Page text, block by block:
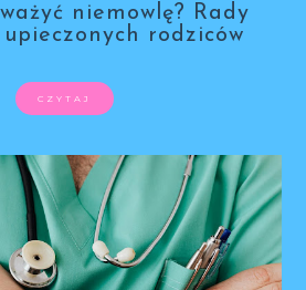
niemowlę? Rady
rodziców
CZYTAJ